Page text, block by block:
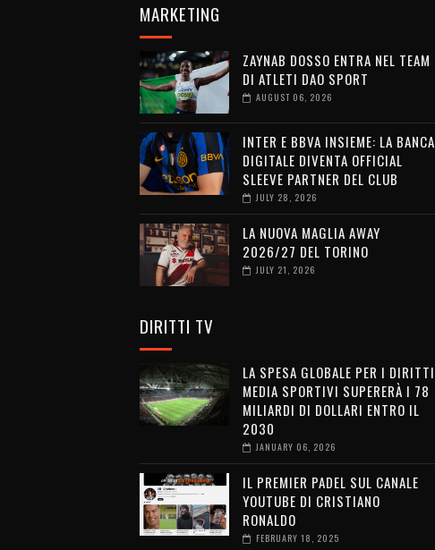
MARKETING
ZAYNAB DOSSO ENTRA NEL TEAM
DI ATLETI DAO SPORT
AUGUST 06, 2026
INTER E BBVA INSIEME: LA BANCA
DIGITALE DIVENTA OFFICIAL
SLEEVE PARTNER DEL CLUB
JULY 28, 2026
LA NUOVA MAGLIA AWAY
2026/27 DEL TORINO
JULY 21, 2026
DIRITTI TV
LA SPESA GLOBALE PER I DIRITTI
MEDIA SPORTIVI SUPERERÀ I 78
MILIARDI DI DOLLARI ENTRO IL
2030
JANUARY 06, 2026
IL PREMIER PADEL SUL CANALE
YOUTUBE DI CRISTIANO
RONALDO
FEBRUARY 18, 2025